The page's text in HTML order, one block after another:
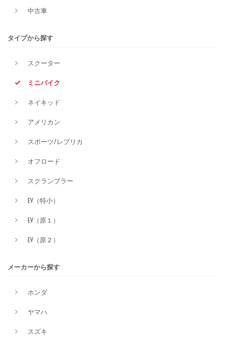
中古車
タイプから探す
スクーター
ミニバイク
ネイキッド
アメリカン
スポーツ/レプリカ
オフロード
スクランブラー
EV（特小）
EV（原１）
EV（原２）
メーカーから探す
ホンダ
ヤマハ
スズキ